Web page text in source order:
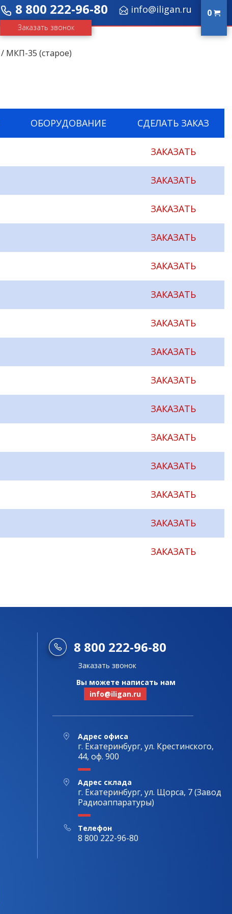
8 800 222-96-80
Заказать звонок
info@iligan.ru 0
/ МКП-35 (старое)
ОБОРУДОВАНИЕ СДЕЛАТЬ ЗАКАЗ
ЗАКАЗАТЬ
ЗАКАЗАТЬ
ЗАКАЗАТЬ
ЗАКАЗАТЬ
ЗАКАЗАТЬ
ЗАКАЗАТЬ
ЗАКАЗАТЬ
ЗАКАЗАТЬ
ЗАКАЗАТЬ
ЗАКАЗАТЬ
ЗАКАЗАТЬ
ЗАКАЗАТЬ
ЗАКАЗАТЬ
ЗАКАЗАТЬ
ЗАКАЗАТЬ
8 800 222-96-80
Заказать звонок
Вы можете написать нам
info@iligan.ru
Адрес офиса
г. Екатеринбург, ул. Крестинского,
44, оф. 900
Адрес склада
г. Екатеринбург, ул. Щорса, 7 (Завод
Радиоаппаратуры)
Телефон
8 800 222-96-80